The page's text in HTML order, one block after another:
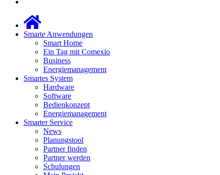
Smarte Anwendungen
Smart Home
Ein Tag mit Comexio
Business
Energiemanagement
Smartes System
Hardware
Software
Bedienkonzept
Energiemanagement
Smarter Service
News
Planungstool
Partner finden
Partner werden
Schulungen